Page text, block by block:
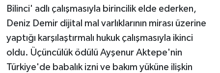
Bilinci' adlı çalışmasıyla birincilik elde ederken,
Deniz Demir dijital mal varlıklarının mirası üzerine
yaptığı karşılaştırmalı hukuk çalışmasıyla ikinci
oldu. Üçüncülük ödülü Ayşenur Aktepe'nin
Türkiye'de babalık izni ve bakım yüküne ilişkin